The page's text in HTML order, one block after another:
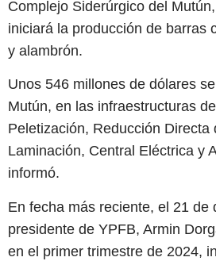
Complejo Siderúrgico del
iniciará la producción de barras
y alambrón.
Unos 546 millones de dólares
Mutún, en las infraestructuras
Peletización, Reducción Directa
Laminación, Central Eléctrica y
informó.
En fecha más reciente, el 21 de
presidente de YPFB, Armin
en el primer trimestre de 2024,